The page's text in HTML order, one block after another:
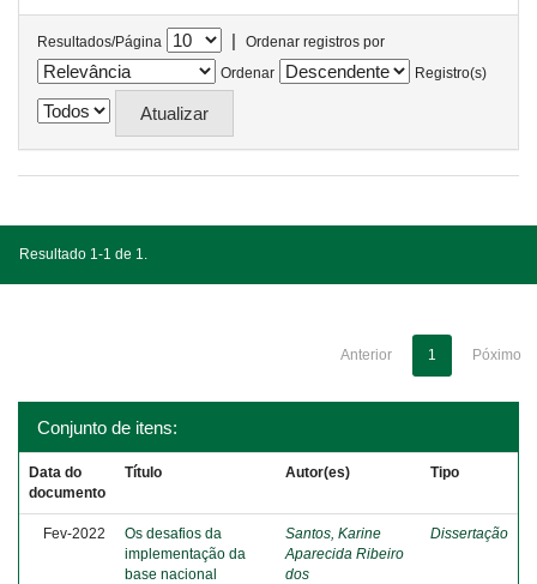
Resultados/Página |
Ordenar registros por
Ordenar
Registro(s)
Resultado 1-1 de 1.
Anterior 1 Póximo
Conjunto de itens:
Data do
documento
Título Autor(es) Tipo
Fev-2022
Os desafios da
implementação da
base nacional
Santos, Karine
Aparecida Ribeiro
dos
Dissertação